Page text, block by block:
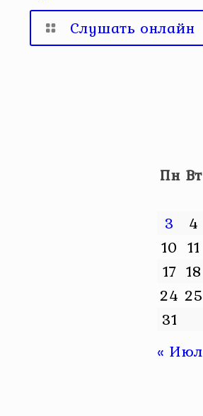
Слушать онлайн
Пн Вт
3
4
10 11
17 18
24 25
31
« Июл